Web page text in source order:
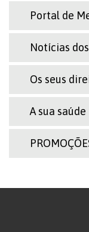
Portal de
Notícias
Os seus
A sua saúde